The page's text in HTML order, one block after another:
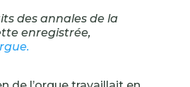
des annales de la
enregistrée,